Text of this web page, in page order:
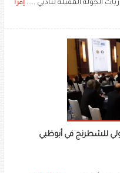
الجولة المقبلة لناديي ..... إقرأ
للشطرنج في أبوظبي